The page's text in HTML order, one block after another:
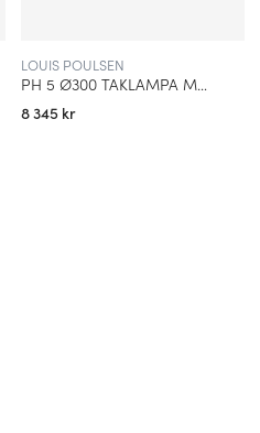
LOUIS POULSEN
PH 5 Ø300 TAKLAMPA MONOCHROME BLUE
8 345 kr